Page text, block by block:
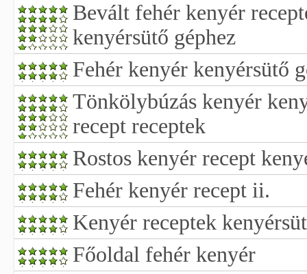
Bevált fehér kenyér
kenyérsütő géphez
Fehér kenyér kenyérsütő
Tönkölybúzás kenyér
recept receptek
Rostos kenyér recept
Fehér kenyér recept ii.
Kenyér receptek
Főoldal fehér kenyér